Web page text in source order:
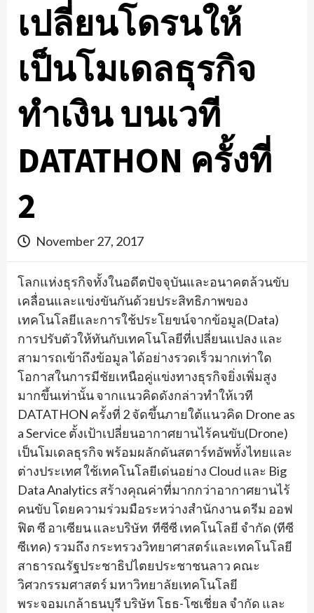
เปลี่ยนโดรนให้
เป็นโมเดลธุรกิจ
ทำเงิน บนเวที
DATATHON ครั้งที่
2
November 27, 2017
โลกแห่งธุรกิจทั้งในอดีตปัจจุบันและอนาคตล้วนขับ
เคลื่อนและแข่งขันกันด้วยประสิทธิภาพของ
เทคโนโลยีและการใช้ประโยขน์จากข้อมูล(Data)
การปรับตัวให้ทันกับเทคโนโลยีที่เปลี่ยนแปลง และ
สามารถเข้าถึงข้อมูล ได้อย่างรวดเร็วมากเท่าใด
โอกาสในการมีชัยเหนือคู่แข่งทางธุรกิจยิ่งเพิ่มสูง
มากขึ้นเท่านั้น จากแนวคิดดังกล่าวทำให้เวที
DATATHON ครั้งที่ 2 จัดขึ้นภายใต้แนวคิด Drone as
a Service ตั้งเป้าเปลี่ยนอากาศยานไร้คนขับ(Drone)
เป็นโมเดลธุรกิจ พร้อมผลักดันสตาร์ทอัพทั้งไทยและ
ต่างประเทศ ใช้เทคโนโลยีเด่นอย่าง Cloud และ Big
Data Analytics สร้างคุณค่าที่มากกว่าอากาศยานไร้
คนขับ โดยความร่วมมือระหว่างสำนักงาน ดรีม ออฟ
ฟิต ซี อาเซียน และบริษัท ทีซีซี เทคโนโลยี จำกัด (ทีซี
ซีเทค) รวมถึง กระทรวงวิทยาศาสตร์และเทคโนโลยี
สาธารณรัฐประชาธิปไตยประชาชนลาว คณะ
วิศวกรรมศาสตร์ มหาวิทยาลัยเทคโนโลยี
พระจอมเกล้าธนบุรี บริษัท โธธ-โซเชี่ยล จำกัด และ